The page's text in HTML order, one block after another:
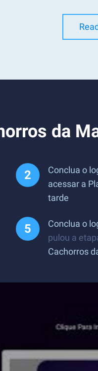
da
Conclua o
acessar a
tarde
Conclua o
pulou a
Cachorros